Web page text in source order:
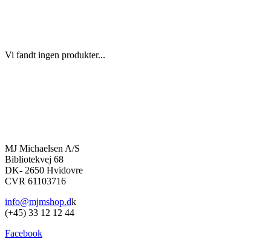
Vi fandt ingen produkter...
MJ Michaelsen A/S
Bibliotekvej 68
DK- 2650 Hvidovre
CVR 61103716
info@mjmshop.dk
(+45) 33 12 12 44
Facebook